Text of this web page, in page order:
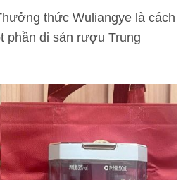
thức Wuliangye là cách
phần di sản rượu Trung